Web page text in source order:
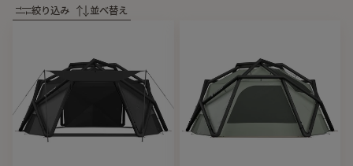
絞り込み 並べ替え